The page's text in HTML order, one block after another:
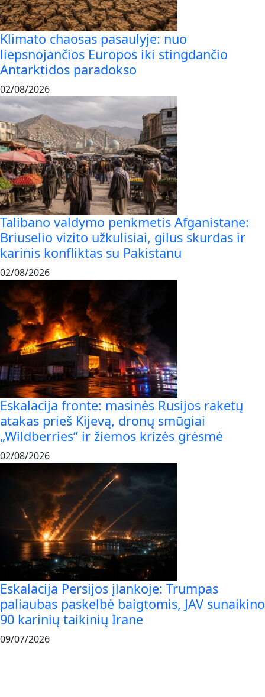
Klimato chaosas pasaulyje: nuo
liepsnojančios Europos iki stingdančio
Antarktidos paradokso
02/08/2026
Talibano valdymo penkmetis Afganistane:
Briuselio vizito užkulisiai, gilus skurdas ir
karinis konfliktas su Pakistanu
02/08/2026
Eskalacija fronte: masinės Rusijos raketų
atakas prieš Kijevą, dronų smūgiai
„Wildberries“ ir žiemos krizės grėsmė
02/08/2026
Eskalacija Persijos įlankoje: Trumpas
paliaubas paskelbė baigtomis, JAV sunaikino
90 karinių taikinių Irane
09/07/2026